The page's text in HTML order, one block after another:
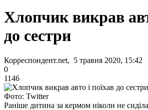
Хлопчик викрав
до сестри
Корреспондент.net, 5 травня 2020, 15:42
0
1146
Фото: Twitter
Раніше дитина за кермом ніколи не сиділа